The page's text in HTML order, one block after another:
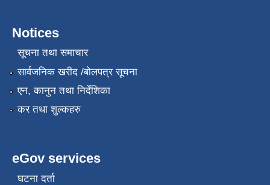
Notices
सूचना तथा समाचार
सार्वजनिक खरीद /बोलपत्र सूचना
एन, कानुन तथा निर्देशिका
कर तथा शुल्कहरु
eGov services
घटना दर्ता